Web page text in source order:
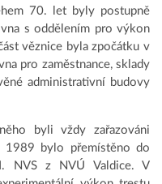
70. let byly postupně
s oddělením pro výkon
věznice byla zpočátku v
pro zaměstnance, sklady
administrativní budovy
byli vždy zařazováni
1989 bylo přemístěno do
NVS z NVÚ Valdice. V